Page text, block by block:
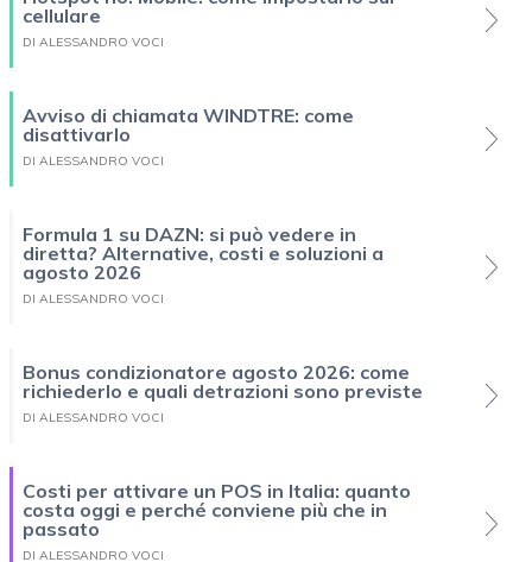
cellulare
DI ALESSANDRO VOCI
Avviso di chiamata WINDTRE: come
disattivarlo
DI ALESSANDRO VOCI
Formula 1 su DAZN: si può vedere in
diretta? Alternative, costi e soluzioni a
agosto 2026
DI ALESSANDRO VOCI
Bonus condizionatore agosto 2026: come
richiederlo e quali detrazioni sono previste
DI ALESSANDRO VOCI
Costi per attivare un POS in Italia: quanto
costa oggi e perché conviene più che in
passato
DI ALESSANDRO VOCI